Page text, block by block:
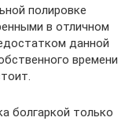
полировке
в отличном
данной
времени
болгаркой только